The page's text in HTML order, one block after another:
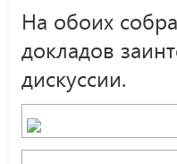
На обоих
докладов
дискуссии.